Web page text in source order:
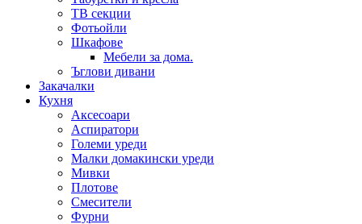
ТВ секции
Фотьойли
Шкафове
Мебели за дома.
Ъглови дивани
Закачалки
Кухня
Аксесоари
Аспиратори
Големи уреди
Малки домакински уреди
Мивки
Плотове
Смесители
Фурни